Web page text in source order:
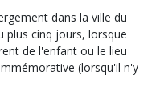
dans la ville du
plus cinq jours, lorsque
de l'enfant ou le lieu
(lorsqu'il n'y